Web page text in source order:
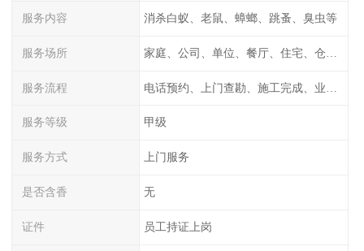
服务内容 消杀白蚁、老鼠、蟑螂、跳蚤、臭虫等
服务场所
服务流程
服务等级 甲级
服务方式 上门服务
是否含香 无
证件 员工持证上岗